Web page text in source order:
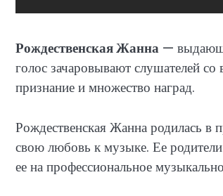
Рождественская Жанна —
голос зачаровывают слушателей
признание и множество наград.
Рождественская Жанна родилась в
свою любовь к музыке. Ее
ее на профессиональное